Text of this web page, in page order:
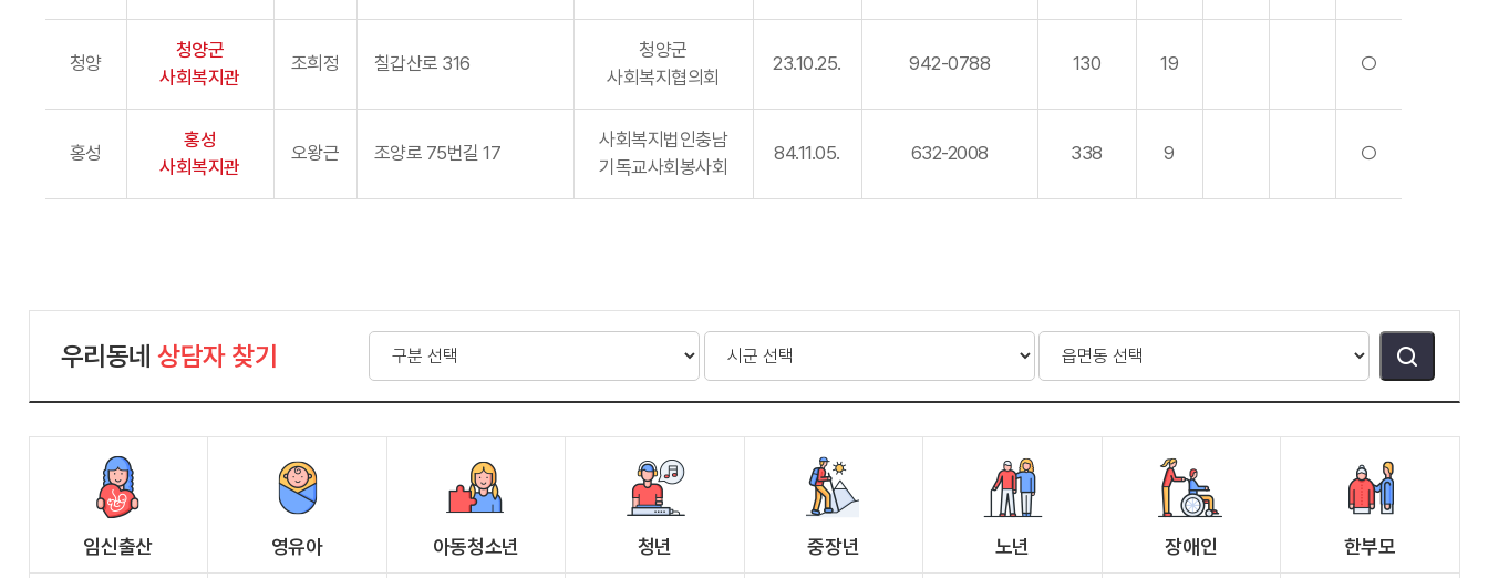
청양
청양군
사회복지관
조희정 칠갑산로 316
청양군
사회복지협의회
23.10.25. 942-0788 130 19 ○
홍성
홍성
사회복지관
오왕근 조양로 75번길 17
사회복지법인충남
기독교사회봉사회
84.11.05. 632-2008 338 9 ○
우리동네 상담자 찾기
임신출산 영유아 아동청소년 청년 중장년 노년 장애인 한부모